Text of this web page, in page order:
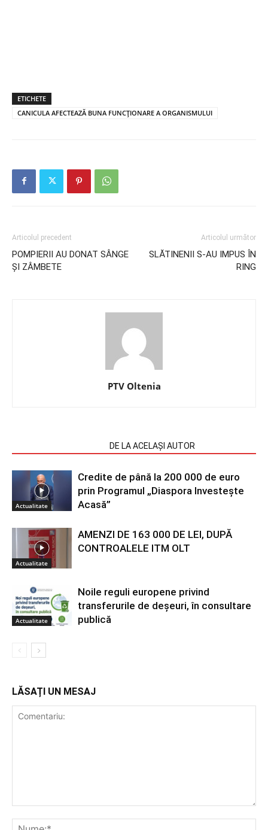
ETICHETE
CANICULA AFECTEAZĂ BUNA FUNCȚIONARE A ORGANISMULUI
Articolul precedent
POMPIERII AU DONAT SÂNGE
ȘI ZÂMBETE
Articolul următor
SLĂTINENII S-AU IMPUS ÎN
RING
PTV Oltenia
DE LA ACELAȘI AUTOR
Actualitate
Credite de până la 200 000 de euro
prin Programul „Diaspora Investește
Acasă”
Actualitate
AMENZI DE 163 000 DE LEI, DUPĂ
CONTROALELE ITM OLT
Actualitate
Noile reguli europene privind
transferurile de deșeuri, în consultare
publică
LĂSAȚI UN MESAJ